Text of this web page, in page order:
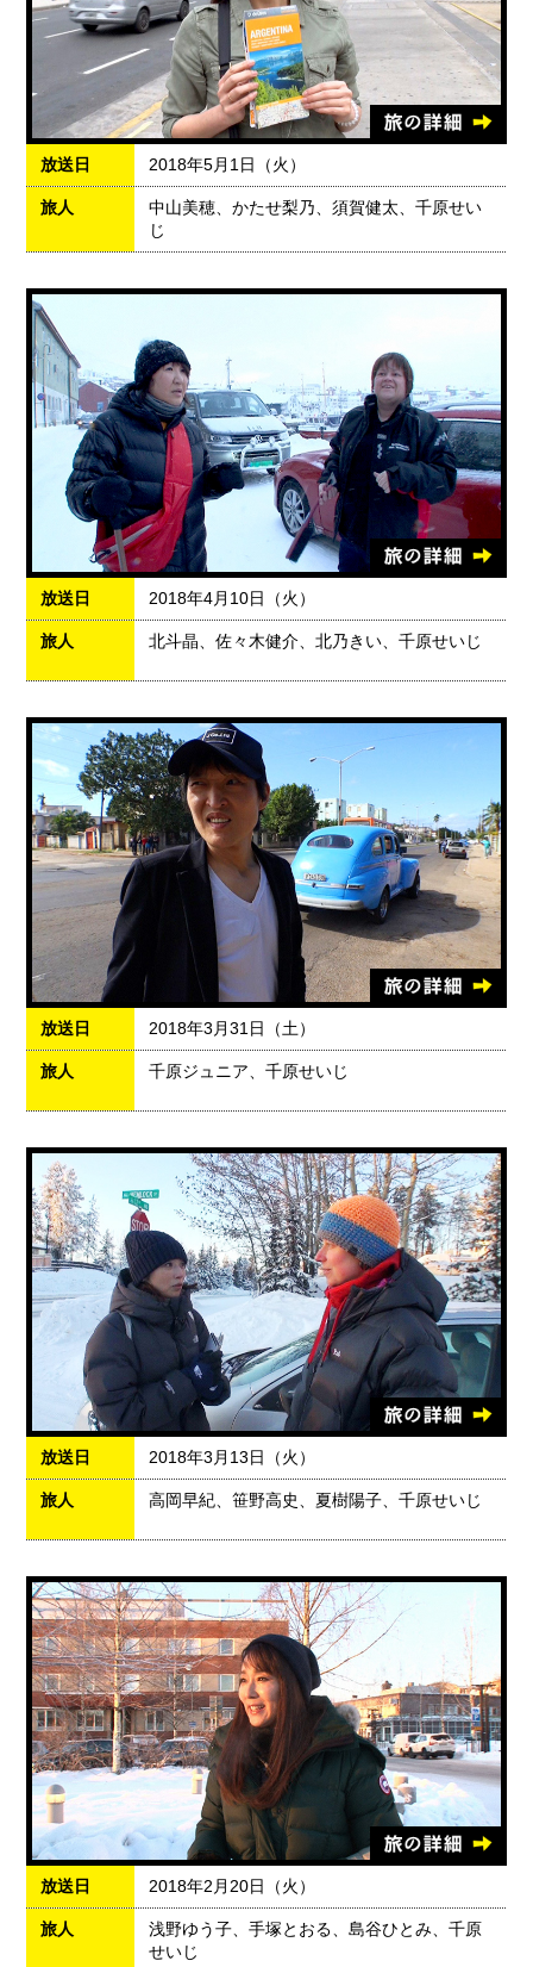
放送日 2018年5月1日（火）
旅人
中山美穂、かたせ梨乃、須賀健太、千原せい
じ
放送日 2018年4月10日（火）
旅人 北斗晶、佐々木健介、北乃きい、千原せいじ
放送日 2018年3月31日（土）
旅人 千原ジュニア、千原せいじ
放送日 2018年3月13日（火）
旅人 高岡早紀、笹野高史、夏樹陽子、千原せいじ
放送日 2018年2月20日（火）
旅人
浅野ゆう子、手塚とおる、島谷ひとみ、千原
せいじ